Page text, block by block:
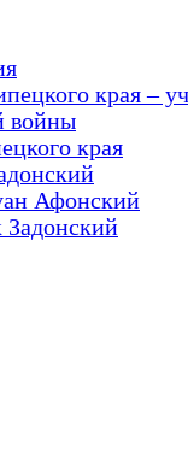
края –
войны
края
Афонский
Задонский